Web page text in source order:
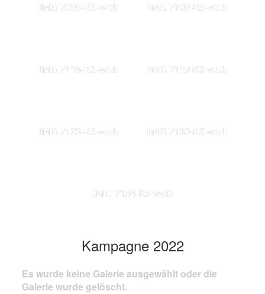
IMG 7098-KS-web IMG 7109-KS-web
IMG 7116-KS-web IMG 7119-KS-web
IMG 7123-KS-web IMG 7130-KS-web
IMG 7134-KS-web
Kampagne 2022
Es wurde keine Galerie ausgewählt oder die
Galerie wurde gelöscht.